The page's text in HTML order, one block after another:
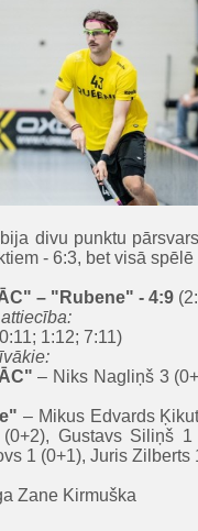
divu punktu
- 6:3, bet visā
– "Rubene" - 4:9
1:12; 7:11)
– Niks Nagliņš 3
– Mikus Edvards
Gustavs Siliņš
1 (0+1), Juris Zilberts
Zane Kirmuška